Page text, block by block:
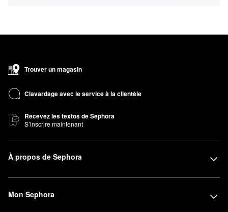
Trouver un magasin
Clavardage avec le service à la clientèle
Recevez les textos de Sephora
S’inscrire maintenant
À propos de Sephora
Mon Sephora